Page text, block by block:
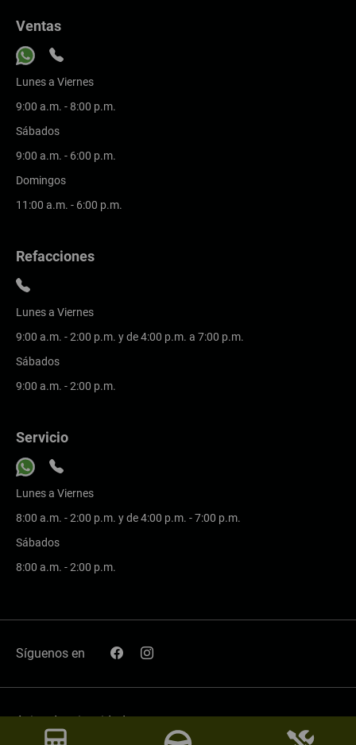
Ventas
Lunes a Viernes
9:00 a.m. - 8:00 p.m.
Sábados
9:00 a.m. - 6:00 p.m.
Domingos
11:00 a.m. - 6:00 p.m.
Refacciones
Lunes a Viernes
9:00 a.m. - 2:00 p.m. y de 4:00 p.m. a 7:00 p.m.
Sábados
9:00 a.m. - 2:00 p.m.
Servicio
Lunes a Viernes
8:00 a.m. - 2:00 p.m. y de 4:00 p.m. - 7:00 p.m.
Sábados
8:00 a.m. - 2:00 p.m.
Síguenos en
Aviso de privacidad